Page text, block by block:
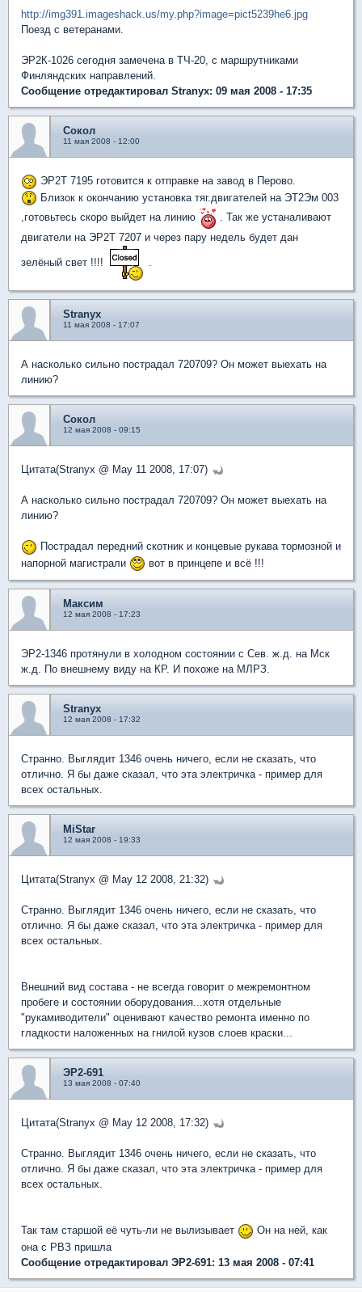
http://img391.imageshack.us/my.php?image=pict5239he6.jpg
Поезд с ветеранами.
ЭР2К-1026 сегодня замечена в ТЧ-20, с маршрутниками
Финляндских направлений.
Сообщение отредактировал Stranyx: 09 мая 2008 - 17:35
Сокол
11 мая 2008 - 12:00
ЭР2Т 7195 готовится к отправке на завод в Перово.
Близок к окончанию установка тяг.двигателей на ЭТ2Эм 003
,готовьтесь скоро выйдет на линию
. Так же устаналивают
двигатели на ЭР2Т 7207 и через пару недель будет дан
зелёный свет !!!! .
Stranyx
11 мая 2008 - 17:07
А насколько сильно пострадал 720709? Он может выехать на
линию?
Сокол
12 мая 2008 - 09:15
Цитата(Stranyx @ May 11 2008, 17:07)
А насколько сильно пострадал 720709? Он может выехать на
линию?
Пострадал передний скотник и концевые рукава тормозной и
напорной магистрали
вот в принцепе и всё !!!
Максим
12 мая 2008 - 17:23
ЭР2-1346 протянули в холодном состоянии с Сев. ж.д. на Мск
ж.д. По внешнему виду на КР. И похоже на МЛРЗ.
Stranyx
12 мая 2008 - 17:32
Странно. Выглядит 1346 очень ничего, если не сказать, что
отлично. Я бы даже сказал, что эта электричка - пример для
всех остальных.
MiStar
12 мая 2008 - 19:33
Цитата(Stranyx @ May 12 2008, 21:32)
Странно. Выглядит 1346 очень ничего, если не сказать, что
отлично. Я бы даже сказал, что эта электричка - пример для
всех остальных.
Внешний вид состава - не всегда говорит о межремонтном
пробеге и состоянии оборудования...хотя отдельные
"рукамиводители" оценивают качество ремонта именно по
гладкости наложенных на гнилой кузов слоев краски...
ЭР2-691
13 мая 2008 - 07:40
Цитата(Stranyx @ May 12 2008, 17:32)
Странно. Выглядит 1346 очень ничего, если не сказать, что
отлично. Я бы даже сказал, что эта электричка - пример для
всех остальных.
Так там старшой её чуть-ли не вылизывает
Он на ней, как
она с РВЗ пришла
Сообщение отредактировал ЭР2-691: 13 мая 2008 - 07:41